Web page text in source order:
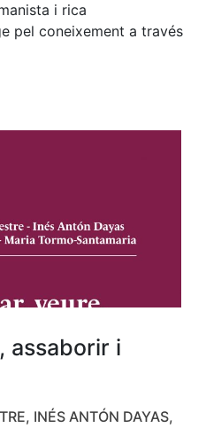
i rica
pel coneixement a través
assaborir i
INÉS ANTÓN DAYAS,